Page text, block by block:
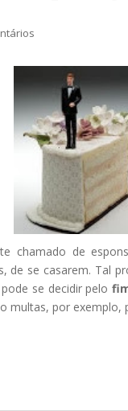
chamado de
de se casarem. Tal
se decidir pelo
multas, por